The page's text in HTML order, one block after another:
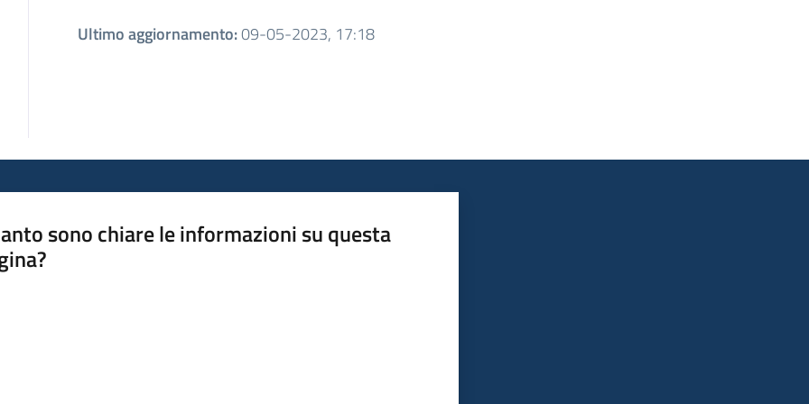
Ultimo aggiornamento:09-05-2023, 17:18
sono chiare le informazioni su questa